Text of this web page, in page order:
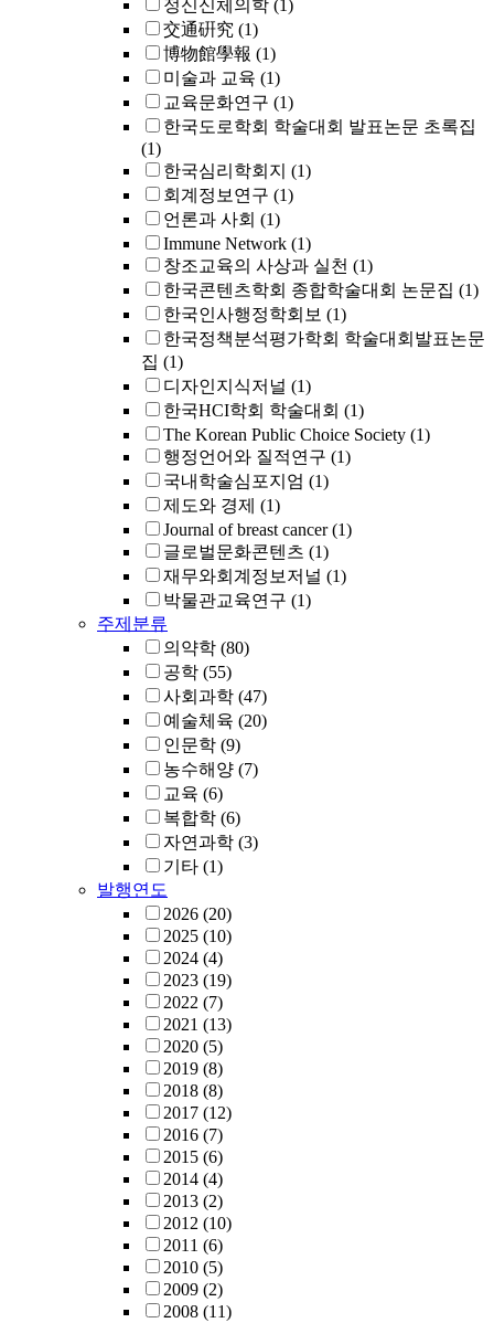
정신신체의학 (1)
交通硏究 (1)
博物館學報 (1)
미술과 교육 (1)
교육문화연구 (1)
한국도로학회 학술대회 발표논문 초록집
(1)
한국심리학회지 (1)
회계정보연구 (1)
언론과 사회 (1)
Immune Network (1)
창조교육의 사상과 실천 (1)
한국콘텐츠학회 종합학술대회 논문집 (1)
한국인사행정학회보 (1)
한국정책분석평가학회 학술대회발표논문
집 (1)
디자인지식저널 (1)
한국HCI학회 학술대회 (1)
The Korean Public Choice Society (1)
행정언어와 질적연구 (1)
국내학술심포지엄 (1)
제도와 경제 (1)
Journal of breast cancer (1)
글로벌문화콘텐츠 (1)
재무와회계정보저널 (1)
박물관교육연구 (1)
주제분류
의약학 (80)
공학 (55)
사회과학 (47)
예술체육 (20)
인문학 (9)
농수해양 (7)
교육 (6)
복합학 (6)
자연과학 (3)
기타 (1)
발행연도
2026 (20)
2025 (10)
2024 (4)
2023 (19)
2022 (7)
2021 (13)
2020 (5)
2019 (8)
2018 (8)
2017 (12)
2016 (7)
2015 (6)
2014 (4)
2013 (2)
2012 (10)
2011 (6)
2010 (5)
2009 (2)
2008 (11)